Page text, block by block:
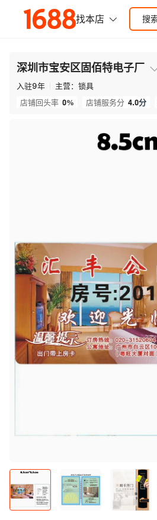
深圳市宝安区固佰特电子厂
入驻9年 主营： 锁具
店铺回头率 0% 店铺服务分 4.0分